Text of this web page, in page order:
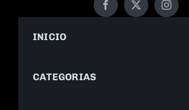
INICIO
CATEGORIAS